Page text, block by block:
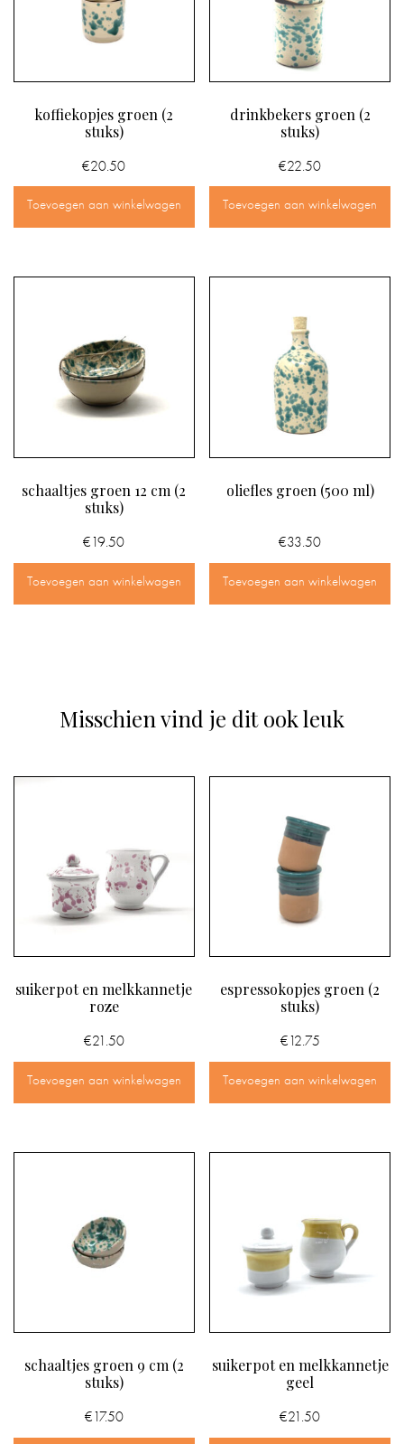
koffiekopjes groen (2
stuks)
€20.50
Toevoegen aan winkelwagen
drinkbekers groen (2
stuks)
€22.50
Toevoegen aan winkelwagen
schaaltjes groen 12 cm (2
stuks)
€19.50
Toevoegen aan winkelwagen
oliefles groen (500 ml)
€33.50
Toevoegen aan winkelwagen
Misschien vind je dit ook leuk
suikerpot en melkkannetje
roze
€21.50
Toevoegen aan winkelwagen
espressokopjes groen (2
stuks)
€12.75
Toevoegen aan winkelwagen
schaaltjes groen 9 cm (2
stuks)
€17.50
suikerpot en melkkannetje
geel
€21.50